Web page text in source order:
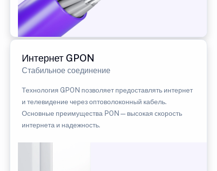
Интернет GPON
Стабильное соединение
Технология GPON позволяет предоставлять интернет
и телевидение через оптоволоконный кабель.
Основные преимущества PON — высокая скорость
интернета и надежность.